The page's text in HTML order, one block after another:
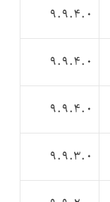
9.9.4.0
9.9.4.0
9.9.4.0
9.9.3.0